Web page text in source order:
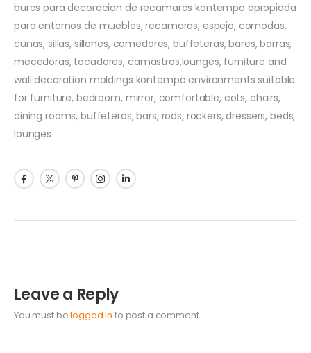
buros para decoracion de recamaras kontempo apropiada
para entornos de muebles, recamaras, espejo, comodas,
cunas, sillas, sillones, comedores, buffeteras, bares, barras,
mecedoras, tocadores, camastros,lounges, furniture and
wall decoration moldings kontempo environments suitable
for furniture, bedroom, mirror, comfortable, cots, chairs,
dining rooms, buffeteras, bars, rods, rockers, dressers, beds,
lounges
Leave a Reply
You must belogged in to post a comment.